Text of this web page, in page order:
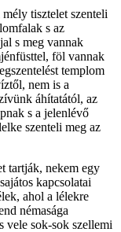
tisztelet szenteli
s az
s meg vannak
föl vannak
templom
nem is a
áhítatától, az
s a jelenlévő
szenteli meg az
tartják, nekem egy
kapcsolatai
ahol a lélekre
némasága
vele sok-sok szellemi